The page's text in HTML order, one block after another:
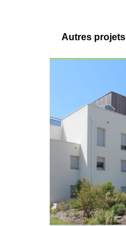
Autres projets